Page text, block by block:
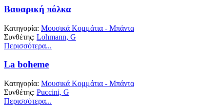
Βαυαρική πόλκα
Κατηγορία: Μουσικά Κομμάτια - Μπάντα
Συνθέτης: Lohmann, G
Περισσότερα...
La boheme
Κατηγορία: Μουσικά Κομμάτια - Μπάντα
Συνθέτης: Puccini, G
Περισσότερα...